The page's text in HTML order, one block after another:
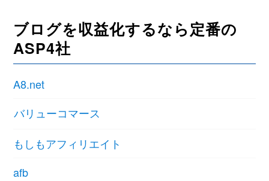
ブログを収益化するなら定番の
ASP4社
A8.net
バリューコマース
もしもアフィリエイト
afb